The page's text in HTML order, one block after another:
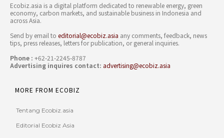
Ecobiz.asia is a digital platform dedicated to renewable energy, green
economy, carbon markets, and sustainable business in Indonesia and
across Asia.
Send by email to editorial@ecobiz.asia any comments, feedback, news
tips, press releases, letters for publication, or general inquiries.
Phone : +62-21-2245-8787
Advertising inquires contact: advertising@ecobiz.asia
MORE FROM ECOBIZ
Tentang Ecobiz.asia
Editorial Ecobiz Asia